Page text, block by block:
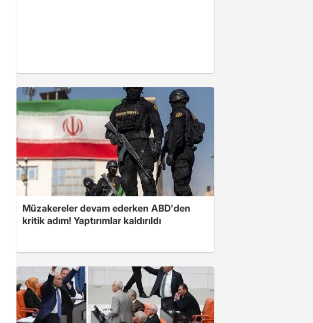
Müzakereler devam ederken ABD'den
kritik adım! Yaptırımlar kaldırıldı